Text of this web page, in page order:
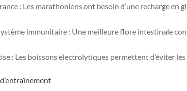
: Les marathoniens ont besoin d’une recharge en
immunitaire : Une meilleure flore intestinale
: Les boissons électrolytiques permettent d’éviter